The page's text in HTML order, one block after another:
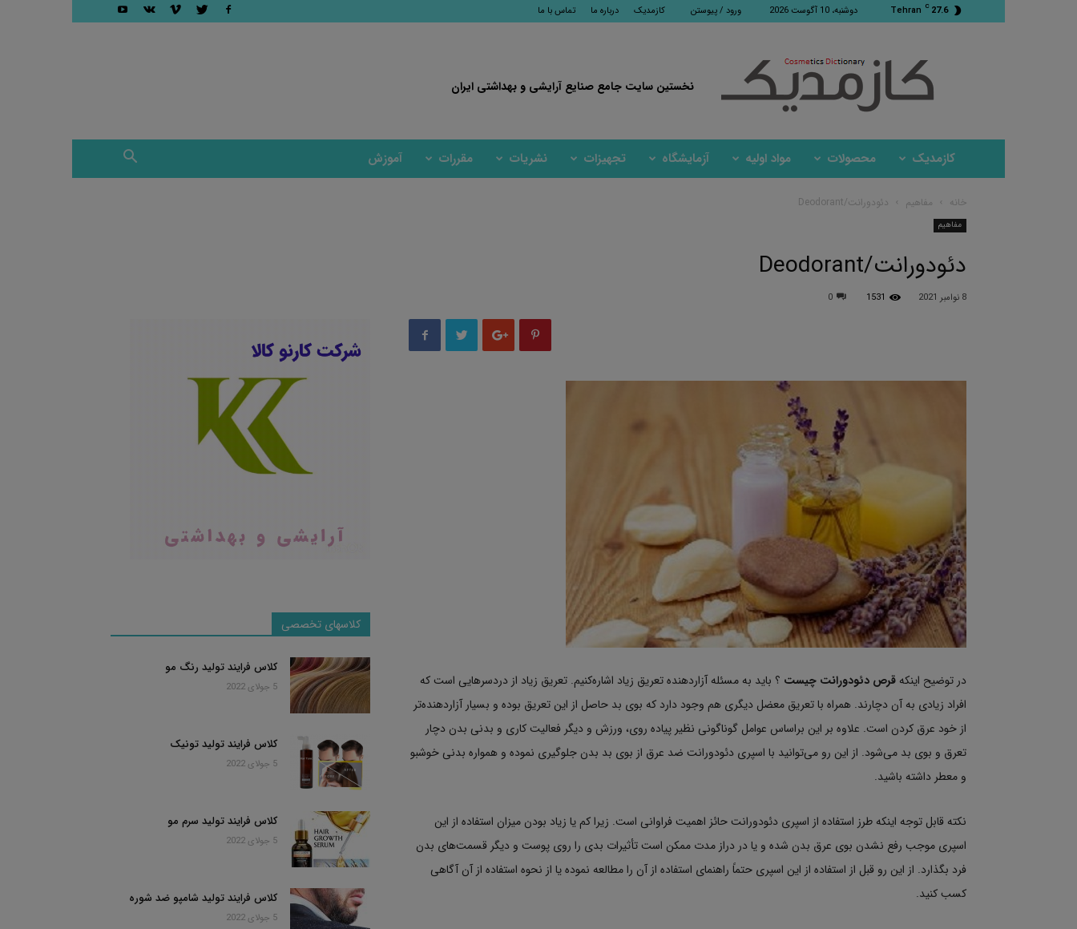
27.6
C
Tehran دوشنبه، 10 آگوست 2026 ورود / پیوستن کازمدیک درباره ما تماس با ما
نخستین سایت جامع صنایع آرایشی و بهداشتی ایران
کازمدیک محصولات مواد اولیه آزمایشگاه تجهیزات نشریات مقررات آموزش
خانه مفاهیم دئودورانت/Deodorant
مفاهیم
دئودورانت/Deodorant
8 نوامبر 2021 1531
0
در توضیح اینکه قرص دئودورانت چیست ؟ باید به مسئله آزاردهنده تعریق زیاد اشاره‌کنیم. تعریق زیاد از دردسرهایی است که
افراد زیادی به آن دچارند. همراه با تعریق معضل دیگری هم وجود دارد که بوی بد حاصل از این تعریق بوده و بسیار آزاردهنده‌تر
از خود عرق کردن است. علاوه بر این براساس عوامل گوناگونی نظیر پیاده روی، ورزش و دیگر فعالیت کاری و بدنی بدن دچار
تعرق و بوی بد می‌شود. از این رو می‌توانید با اسپری دئودورانت ضد عرق از بوی بد بدن جلوگیری نموده و همواره بدنی خوشبو
و معطر داشته باشید.
نکته قابل توجه اینکه طرز استفاده از اسپری دئودورانت حائز اهمیت فراوانی است. زیرا کم یا زیاد بودن میزان استفاده از این
اسپری موجب رفع نشدن بوی عرق بدن شده و یا در دراز مدت ممکن است تأثیرات بدی را روی پوست و دیگر قسمت‌های بدن
فرد بگذارد. از این رو قبل از استفاده از این اسپری حتماً راهنمای استفاده از آن را مطالعه نموده یا از نحوه استفاده از آن آگاهی
کسب کنید.
کلاسهای تخصصی
کلاس فرایند تولید رنگ مو
5 جولای 2022
کلاس فرایند تولید تونیک
5 جولای 2022
کلاس فرایند تولید سرم مو
5 جولای 2022
کلاس فرایند تولید شامپو ضد شوره
5 جولای 2022